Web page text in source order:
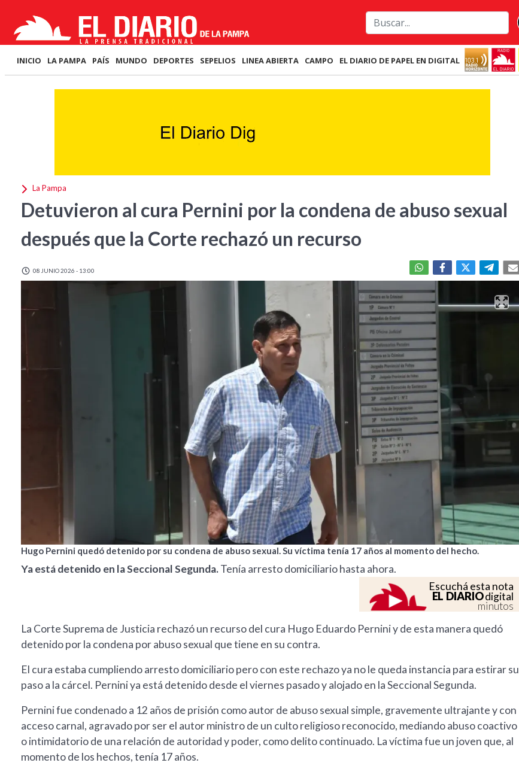
INICIO LA PAMPA PAÍS MUNDO DEPORTES SEPELIOS LINEA ABIERTA CAMPO EL DIARIO DE PAPEL EN DIGITAL
La Pampa
Detuvieron al cura Pernini por la condena de abuso sexual
después que la Corte rechazó un recurso
08 JUNIO 2026 - 13:00
Hugo Pernini quedó detenido por su condena de abuso sexual. Su víctima tenía 17 años al momento del hecho.
Ya está detenido en la Seccional Segunda.Tenía arresto domiciliario hasta ahora.
Escuchá esta nota
EL DIARIOdigital
minutos
La Corte Suprema de Justicia rechazó un recurso del cura Hugo Eduardo Pernini y de esta manera quedó
detenido por la condena por abuso sexual que tiene en su contra.
El cura estaba cumpliendo arresto domiciliario pero con este rechazo ya no le queda instancia para estirar su
paso a la cárcel. Pernini ya está detenido desde el viernes pasado y alojado en la Seccional Segunda.
Pernini fue condenado a 12 años de prisión como autor de abuso sexual simple, gravemente ultrajante y con
acceso carnal, agravado por ser el autor ministro de un culto religioso reconocido, mediando abuso coactivo
o intimidatorio de una relación de autoridad y poder, como delito continuado. La víctima fue un joven que, al
momento de los hechos, tenía 17 años.